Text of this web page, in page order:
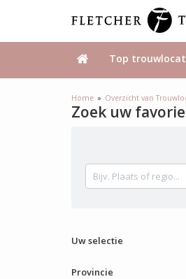
Top
Home Overzicht van
Zoek uw
Uw selectie
Provincie